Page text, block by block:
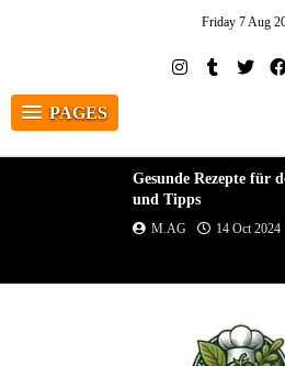
Friday 7 Aug
PAGES
Gesunde Rezepte für
und Tipps
M.AG 14 Oct 2024